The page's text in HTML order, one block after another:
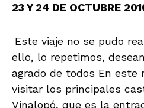
23 Y 24 DE OCTUBRE
Este viaje no se pudo
ello, lo repetimos,
agrado de todos En este
visitar los principales
Vinalopó, que es la